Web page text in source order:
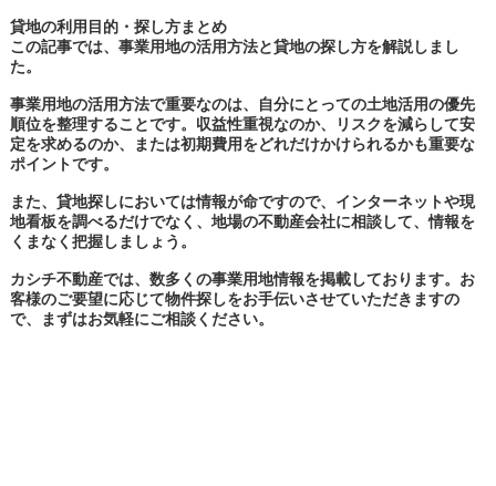
貸地の利用目的・探し方まとめ
この記事では、事業用地の活用方法と貸地の探し方を解説しまし
た。
事業用地の活用方法で重要なのは、自分にとっての土地活用の優先
順位を整理することです。収益性重視なのか、リスクを減らして安
定を求めるのか、または初期費用をどれだけかけられるかも重要な
ポイントです。
また、貸地探しにおいては情報が命ですので、インターネットや現
地看板を調べるだけでなく、地場の不動産会社に相談して、情報を
くまなく把握しましょう。
カシチ不動産では、数多くの事業用地情報を掲載しております。お
客様のご要望に応じて物件探しをお手伝いさせていただきますの
で、まずはお気軽にご相談ください。